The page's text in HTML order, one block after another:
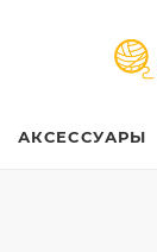
АКСЕССУАРЫ